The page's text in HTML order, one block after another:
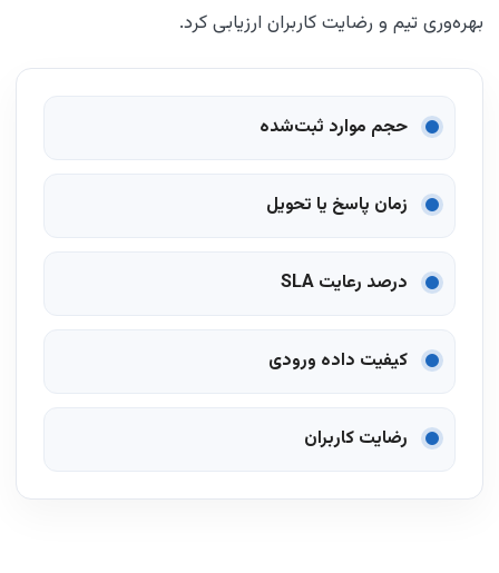
بهره‌وری تیم و رضایت کاربران ارزیابی کرد.
حجم موارد ثبت‌شده
زمان پاسخ یا تحویل
درصد رعایت SLA
کیفیت داده ورودی
رضایت کاربران